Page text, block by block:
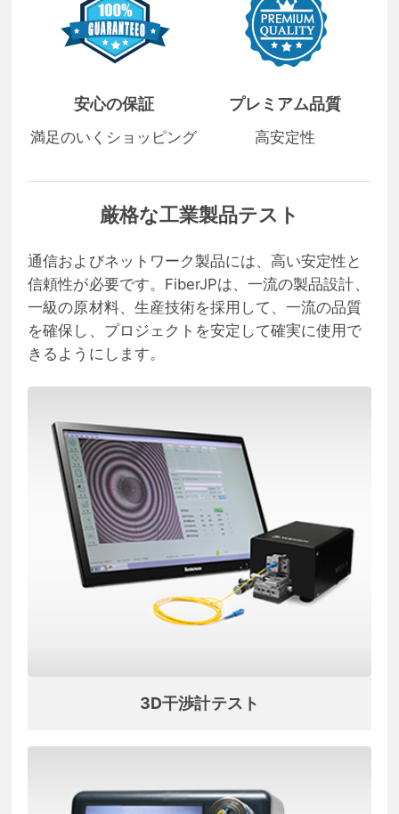
安心の保証
満足のいくショッピング
プレミアム品質
高安定性
厳格な工業製品テスト
通信およびネットワーク製品には、高い安定性と
信頼性が必要です。FiberJPは、一流の製品設計、
一級の原材料、生産技術を採用して、一流の品質
を確保し、プロジェクトを安定して確実に使用で
きるようにします。
3D干渉計テスト